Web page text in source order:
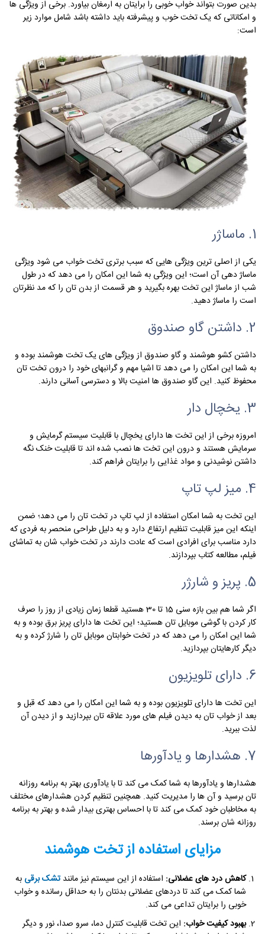
بدین صورت بتواند خواب خوبی را برایتان به ارمغان بیاورد. برخی از ویژگی ها
و امکاناتی که یک تخت خوب و پیشرفته باید داشته باشد شامل موارد زیر
است:
1. ماساژر
یکی از اصلی ترین ویژگی هایی که سبب برتری تخت خواب می شود ویژگی
ماساژ دهی آن است؛ این ویژگی به شما این امکان را می دهد که در طول
شب از ماساژ این تخت بهره بگیرید و هر قسمت از بدن تان را که مد نظرتان
است را ماساژ دهید.
2. داشتن گاو صندوق
داشتن کشو هوشمند و گاو صندوق از ویژگی های یک تخت هوشمند بوده و
به شما این امکان را می دهد تا اشیا مهم و گرانبهای خود را درون تخت تان
محفوظ کنید. این گاو صندوق ها امنیت بالا و دسترسی آسانی دارند.
3. یخچال دار
امروزه برخی از این تخت ها دارای یخچال با قابلیت سیستم گرمایش و
سرمایش هستند و درون این تخت ها نصب شده اند تا قابلیت خنک نگه
داشتن نوشیدنی و مواد غذایی را برایتان فراهم کند.
4. میز لپ تاپ
این تخت به شما امکان استفاده از لپ تاپ در تخت تان را می دهد؛ ضمن
اینکه این میز قابلیت تنظیم ارتفاع دارد و به دلیل طراحی منحصر به فردی که
دارد مناسب برای افرادی است که عادت دارند در تخت خواب شان به تماشای
فیلم، مطالعه کتاب بپردازند.
5. پریز و شارژر
اگر شما هم بین بازه سنی 15 تا 30 هستید قطعا زمان زیادی از روز را صرف
کار کردن با گوشی موبایل تان هستید؛ این تخت ها دارای پریز برق بوده و به
شما این امکان را می دهد که در تخت خوابتان موبایل تان را شارژ کرده و به
دیگر کارهایتان بپردازید.
6. دارای تلویزیون
این تخت ها دارای تلویزیون بوده و به شما این امکان را می دهد که قبل و
بعد از خواب تان به دیدن فیلم های مورد علاقه تان بپردازید و از دیدن آن
لذت ببرید.
7. هشدارها و یادآورها
هشدارها و یادآورها به شما کمک می کند تا با یادآوری بهتر به برنامه روزانه
تان برسید و آن ها را مدیریت کنید. همچنین تنظیم کردن هشدارهای مختلف
به مخاطبان خود کمک می کند تا با احساس بهتری بیدار شده و بهتر به برنامه
روزانه شان برسند.
مزایای استفاده از تخت هوشمند
کاهش درد های عضلانی: استفاده از این سیستم نیز مانندتشک برقی به
شما کمک می کند تا دردهای عضلانی بدنتان را به حداقل رسانده و خواب
خوبی را برایتان تداعی می کند.
بهبود کیفیت خواب: این تخت قابلیت کنترل دما، سرو صدا، نور و دیگر